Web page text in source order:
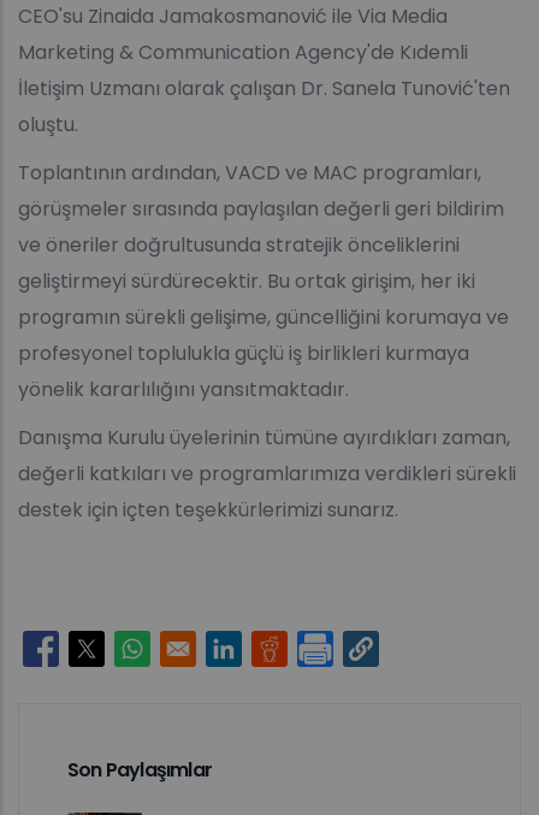
CEO'su Zinaida Jamakosmanović ile Via Media
Marketing & Communication Agency'de Kıdemli
İletişim Uzmanı olarak çalışan Dr. Sanela Tunović'ten
oluştu.
Toplantının ardından, VACD ve MAC programları,
görüşmeler sırasında paylaşılan değerli geri bildirim
ve öneriler doğrultusunda stratejik önceliklerini
geliştirmeyi sürdürecektir. Bu ortak girişim, her iki
programın sürekli gelişime, güncelliğini korumaya ve
profesyonel toplulukla güçlü iş birlikleri kurmaya
yönelik kararlılığını yansıtmaktadır.
Danışma Kurulu üyelerinin tümüne ayırdıkları zaman,
değerli katkıları ve programlarımıza verdikleri sürekli
destek için içten teşekkürlerimizi sunarız.
Opens in a new window
Opens in a new window
Opens in a new window
Opens in a new window
Opens in a new window
Son Paylaşımlar